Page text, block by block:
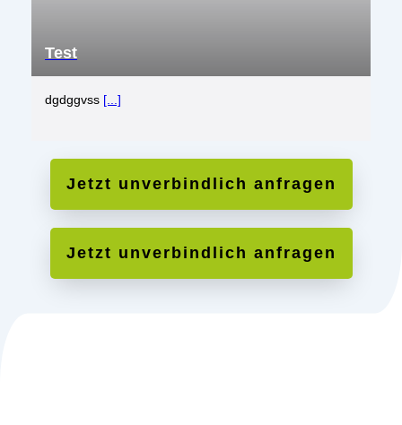
Test
dgdggvss [...]
Jetzt unverbindlich anfragen
Jetzt unverbindlich anfragen